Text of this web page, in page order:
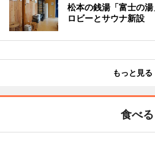
松本の銭湯「富士の
ロビーとサウナ新設
もっと見る
食べる